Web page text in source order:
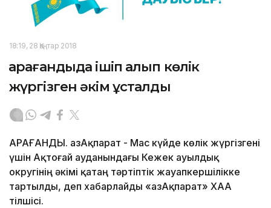
18:19, 28 Қаңтар 2018
Қарағандыда ішіп алып көлік
жүргізген әкім ұсталды
ҚАРАҒАНДЫ. ҚазАқпарат - Мас күйде көлік жүргізгені
үшін Ақтоғай ауданындағы Кежек ауылдық
округінің әкімі қатаң тәртіптік жауапкершілікке
тартылды, деп хабарлайды «ҚазАқпарат» ХАА
тілшісі.